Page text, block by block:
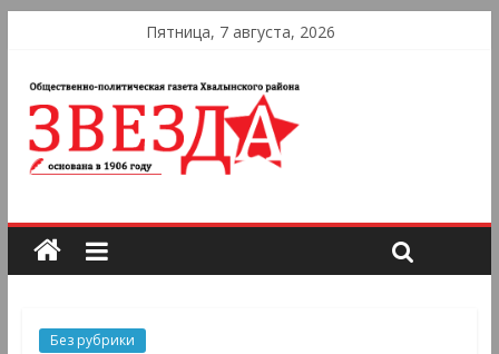
Пятница, 7 августа, 2026
Без рубрики